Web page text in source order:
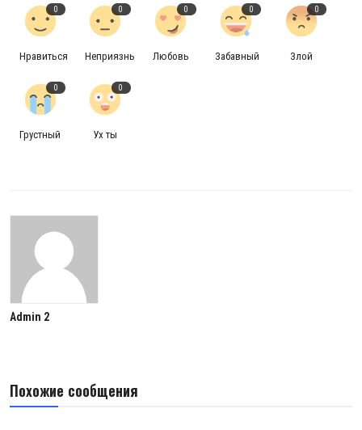
0
Нравиться
0
Неприязнь
0
Любовь
0
Забавный
0
Злой
0
Грустный
0
Ух ты
Admin 2
Похожие сообщения